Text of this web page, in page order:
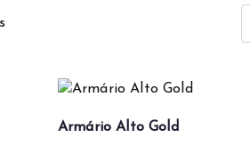
Armário Alto Gold